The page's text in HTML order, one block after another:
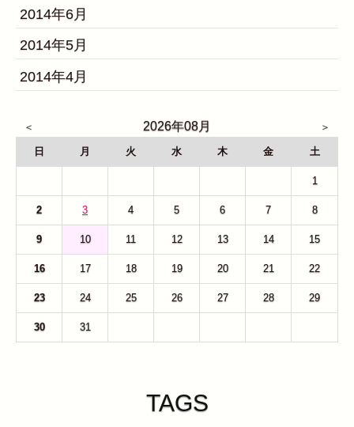
2014年6月
2014年5月
2014年4月
2026年08月
日 月 火 水 木 金 土
1
2 3 4 5 6 7 8
9 10 11 12 13 14 15
16 17 18 19 20 21 22
23 24 25 26 27 28 29
30 31
TAGS